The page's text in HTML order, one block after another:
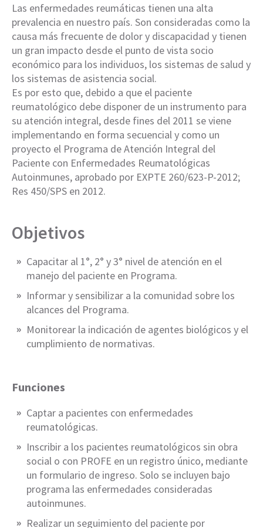
Las enfermedades reumáticas tienen una alta
prevalencia en nuestro país. Son consideradas como la
causa más frecuente de dolor y discapacidad y tienen
un gran impacto desde el punto de vista socio
económico para los individuos, los sistemas de salud y
los sistemas de asistencia social.
Es por esto que, debido a que el paciente
reumatológico debe disponer de un instrumento para
su atención integral, desde fines del 2011 se viene
implementando en forma secuencial y como un
proyecto el Programa de Atención Integral del
Paciente con Enfermedades Reumatológicas
Autoinmunes, aprobado por EXPTE 260/623-P-2012;
Res 450/SPS en 2012.
Objetivos
Capacitar al 1°, 2° y 3° nivel de atención en el
manejo del paciente en Programa.
Informar y sensibilizar a la comunidad sobre los
alcances del Programa.
Monitorear la indicación de agentes biológicos y el
cumplimiento de normativas.
Funciones
Captar a pacientes con enfermedades
reumatológicas.
Inscribir a los pacientes reumatológicos sin obra
social o con PROFE en un registro único, mediante
un formulario de ingreso. Solo se incluyen bajo
programa las enfermedades consideradas
autoinmunes.
Realizar un seguimiento del paciente por